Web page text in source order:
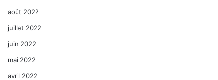
août 2022
juillet 2022
juin 2022
mai 2022
avril 2022